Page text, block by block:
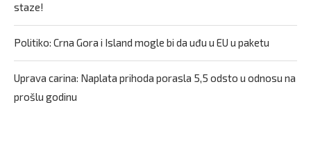
staze!
Politiko: Crna Gora i Island mogle bi da uđu u EU u paketu
Uprava carina: Naplata prihoda porasla 5,5 odsto u odnosu na
prošlu godinu